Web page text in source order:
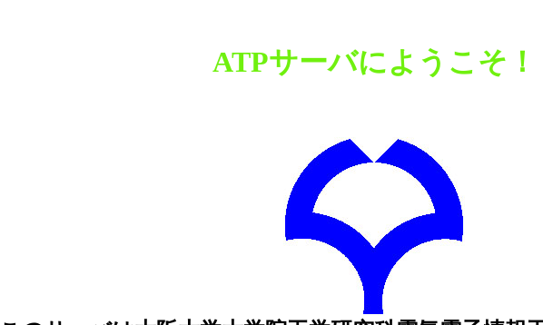
ATPサーバにようこそ！